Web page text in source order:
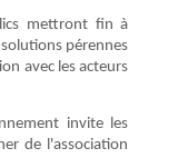
mettront fin à
pérennes
avec les acteurs
invite les
de l'association